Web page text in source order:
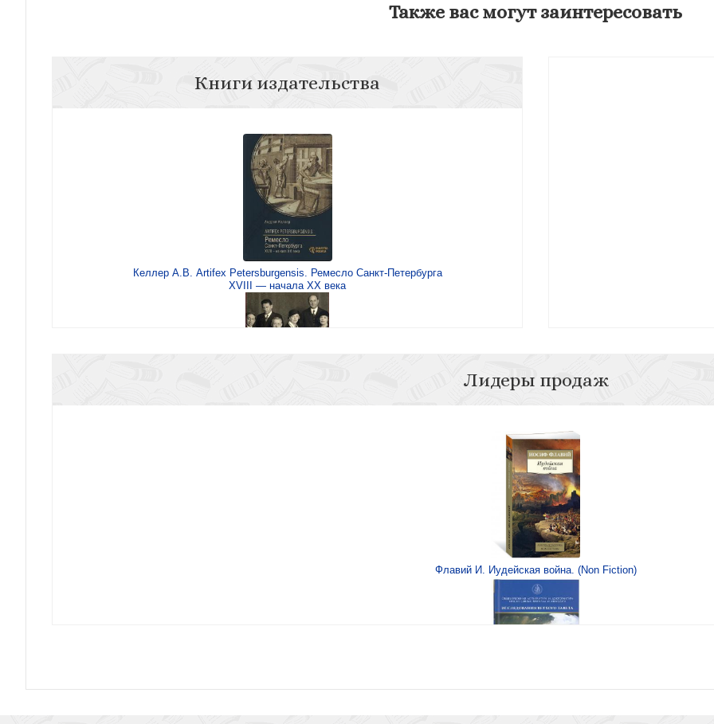
Также вас могут заинтересовать
Книги издательства
Келлер А.В. Artifex Petersburgensis. Ремесло Санкт-Петербурга
XVIII — начала XX века
Лидеры продаж
Флавий И. Иудейская война. (Non Fiction)
Книга Иисуса Навина